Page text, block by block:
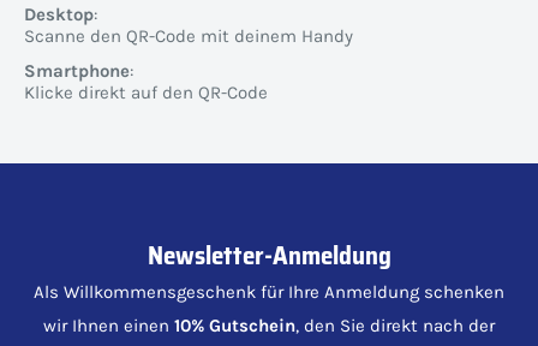
Desktop:
Scanne den QR-Code mit deinem Handy
Smartphone:
Klicke direkt auf den QR-Code
Newsletter-Anmeldung
Als Willkommensgeschenk für Ihre Anmeldung schenken
wir Ihnen einen 10% Gutschein, den Sie direkt nach der